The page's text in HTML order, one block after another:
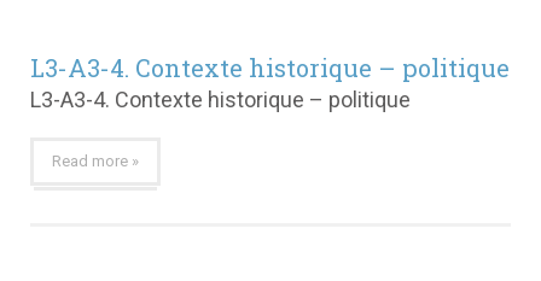
L3-A3-4. Contexte historique – politique
L3-A3-4. Contexte historique – politique
Read more »